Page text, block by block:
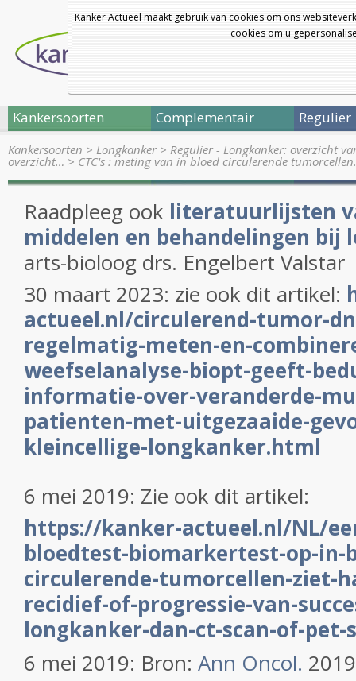
Kanker Actueel maakt gebruik van cookies om ons
cookies om u
Kankersoorten Complementair Regulier
Kankersoorten > Longkanker> Regulier - Longkanker: overzicht
overzicht… > CTC's : meting van in bloed circulerende
Raadpleeg ook literatuurlijsten
middelen en behandelingen bij
arts-bioloog drs. Engelbert Valstar
30 maart 2023: zie ook dit artikel:
actueel.nl/circulerend-tumor-
regelmatig-meten-en-
weefselanalyse-biopt-geeft-
informatie-over-veranderde-
patienten-met-uitgezaaide-
kleincellige-longkanker.html
6 mei 2019: Zie ook dit artikel:
https://kanker-actueel.nl/NL/
bloedtest-biomarkertest-op-in-
circulerende-tumorcellen-ziet-
recidief-of-progressie-van-
longkanker-dan-ct-scan-of-pet-
6 mei 2019: Bron: Ann Oncol.